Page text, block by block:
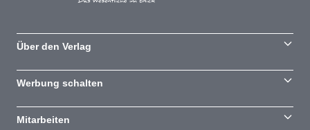
Über den Verlag
Werbung schalten
Mitarbeiten